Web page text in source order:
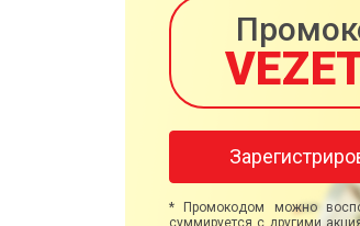
* Промокодом можно
суммируется с другими